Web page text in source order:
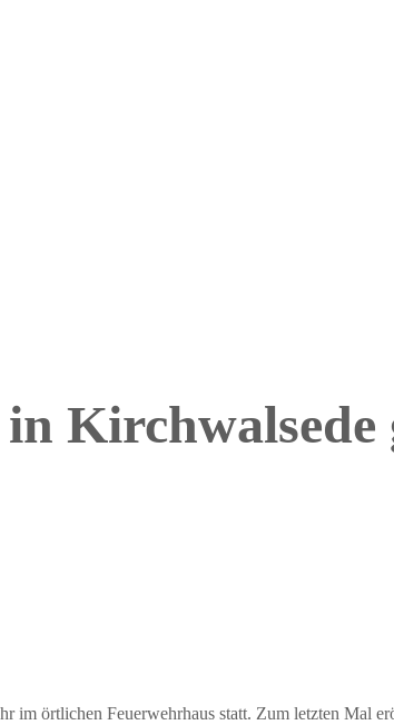
Kirchwalsede
im örtlichen Feuerwehrhaus statt. Zum letzten Mal